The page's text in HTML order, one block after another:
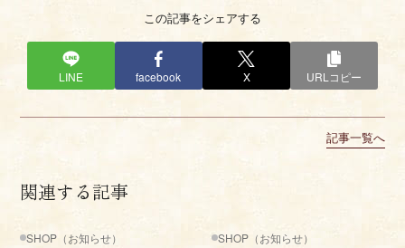
この記事をシェアする
LINE facebook X URLコピー
記事一覧へ
関連する記事
SHOP（お知らせ） SHOP（お知らせ）